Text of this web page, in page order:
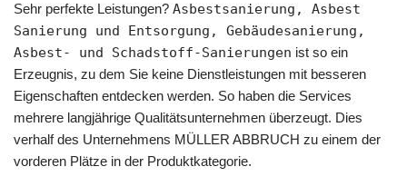
Sehr perfekte Leistungen? Asbestsanierung, Asbest
Sanierung und Entsorgung, Gebäudesanierung,
Asbest- und Schadstoff-Sanierungen ist so ein
Erzeugnis, zu dem Sie keine Dienstleistungen mit besseren
Eigenschaften entdecken werden. So haben die Services
mehrere langjährige Qualitätsunternehmen überzeugt. Dies
verhalf des Unternehmens MÜLLER ABBRUCH zu einem der
vorderen Plätze in der Produktkategorie.